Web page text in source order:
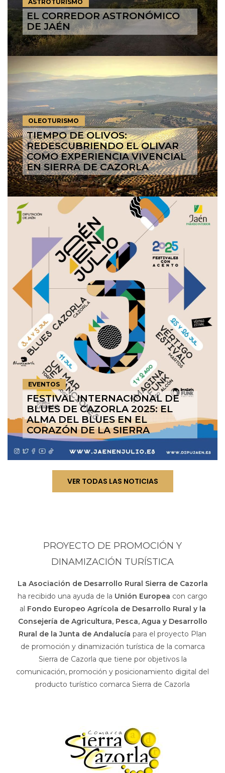
ASTROTURISMO
EL CORREDOR ASTRONÓMICO
DE JAÉN
OLEOTURISMO
TIEMPO DE OLIVOS:
REDESCUBRIENDO EL OLIVAR
COMO EXPERIENCIA VIVENCIAL
EN SIERRA DE CAZORLA
EVENTOS
FESTIVAL INTERNACIONAL DE
BLUES DE CAZORLA 2025: EL
ALMA DEL BLUES EN EL
CORAZÓN DE LA SIERRA
VER TODAS LAS NOTICIAS
PROYECTO DE PROMOCIÓN Y
DINAMIZACIÓN TURÍSTICA
La Asociación de Desarrollo Rural Sierra de Cazorla
ha recibido una ayuda de la Unión Europea con cargo
al Fondo Europeo Agrícola de Desarrollo Rural y la
Consejería de Agricultura, Pesca, Agua y Desarrollo
Rural de la Junta de Andalucía para el proyecto Plan
de promoción y dinamización turística de la comarca
Sierra de Cazorla que tiene por objetivos la
comunicación, promoción y posicionamiento digital del
producto turístico comarca Sierra de Cazorla